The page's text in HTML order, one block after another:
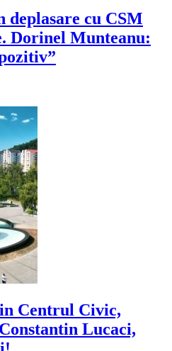
deplasare cu CSM
Dorinel Munteanu:
Centrul Civic,
Lucaci,